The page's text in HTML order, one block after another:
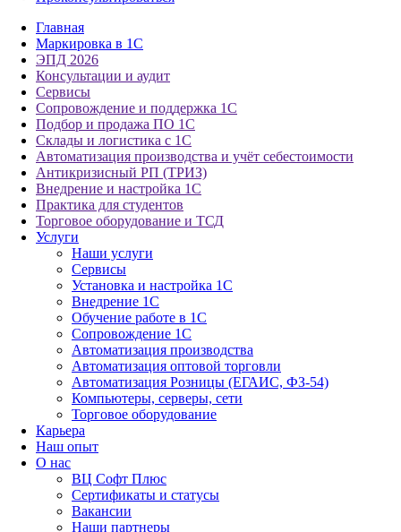
Главная
Маркировка в 1С
ЭПД 2026
Консультации и аудит
Сервисы
Сопровождение и поддержка 1С
Подбор и продажа ПО 1С
Склады и логистика с 1С
Автоматизация производства и учёт себестоимости
Антикризисный РП (ТРИЗ)
Внедрение и настройка 1С
Практика для студентов
Торговое оборудование и ТСД
Услуги
Наши услуги
Сервисы
Установка и настройка 1С
Внедрение 1С
Обучение работе в 1С
Сопровождение 1С
Автоматизация производства
Автоматизация оптовой торговли
Автоматизация Розницы (ЕГАИС, ФЗ-54)
Компьютеры, серверы, сети
Торговое оборудование
Карьера
Наш опыт
О нас
ВЦ Софт Плюс
Сертификаты и статусы
Вакансии
Наши партнеры